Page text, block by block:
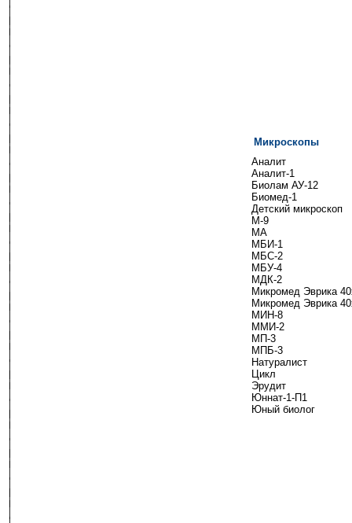
Микроскопы
Аналит
Аналит-1
Биолам АУ-12
Биомед-1
Детский микроскоп
М-9
МА
МБИ-1
МБС-2
МБУ-4
МДК-2
Микромед Эврика
Микромед Эврика
МИН-8
ММИ-2
МП-3
МПБ-3
Натуралист
Цикл
Эрудит
Юннат-1-П1
Юный биолог